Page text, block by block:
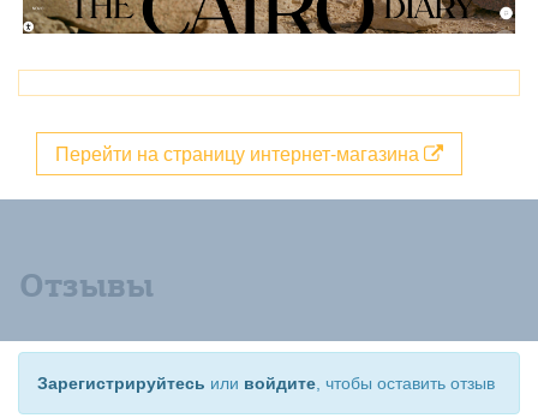
Перейти на страницу интернет-магазина
Отзывы
Зарегистрируйтесь или войдите , чтобы оставить отзыв